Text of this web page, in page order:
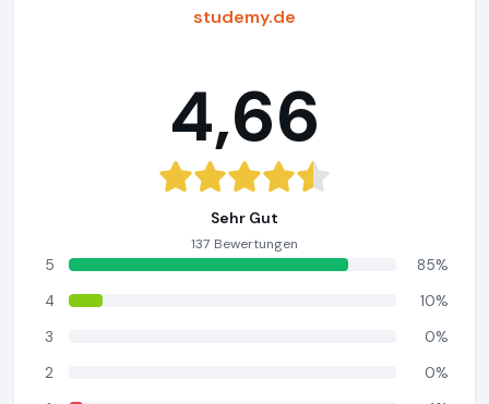
studemy.de
4,66
Sehr Gut
137 Bewertungen
5
85%
4
10%
3
0%
2
0%